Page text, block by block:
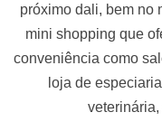
próximo dali, bem no
mini shopping que
conveniência como
loja de